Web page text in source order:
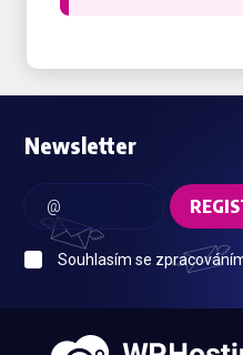
Newsletter
Souhlasím se